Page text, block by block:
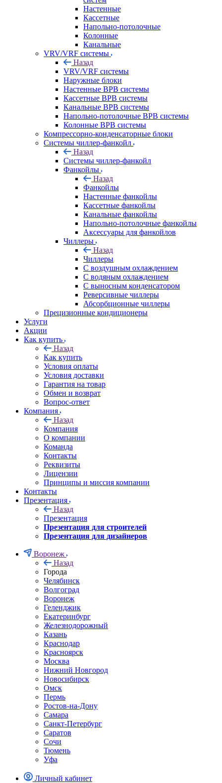
Настенные
Кассетные
Напольно-потолочные
Колонные
Канальные
VRV/VRF системы
Назад
VRV/VRF системы
Наружные блоки
Настенные ВРВ системы
Кассетные ВРВ системы
Канальные ВРВ системы
Напольно-потолочные ВРВ системы
Колонные ВРВ системы
Компрессорно-конденсаторные блоки
Системы чиллер-фанкойл
Назад
Системы чиллер-фанкойл
Фанкойлы
Назад
Фанкойлы
Настенные фанкойлы
Кассетные фанкойлы
Канальные фанкойлы
Напольно-потолочные фанкойлы
Аксессуары для фанкойлов
Чиллеры
Назад
Чиллеры
С воздушным охлаждением
С водяным охлаждением
С выносным конденсатором
Реверсивные чиллеры
Абсорбционные чиллеры
Прецизионные кондиционеры
Услуги
Акции
Как купить
Назад
Как купить
Условия оплаты
Условия доставки
Гарантия на товар
Обмен и возврат
Вопрос-ответ
Компания
Назад
Компания
О компании
Команда
Контакты
Реквизиты
Лицензии
Принципы и миссия компании
Контакты
Презентация
Назад
Презентация
Презентация для строителей
Презентация для дизайнеров
Воронеж
Назад
Города
Челябинск
Волгоград
Воронеж
Геленджик
Екатеринбург
Железнодорожный
Казань
Краснодар
Красноярск
Москва
Нижний Новгород
Новосибирск
Омск
Пермь
Ростов-на-Дону
Самара
Санкт-Петербург
Саратов
Сочи
Тюмень
Уфа
Личный кабинет